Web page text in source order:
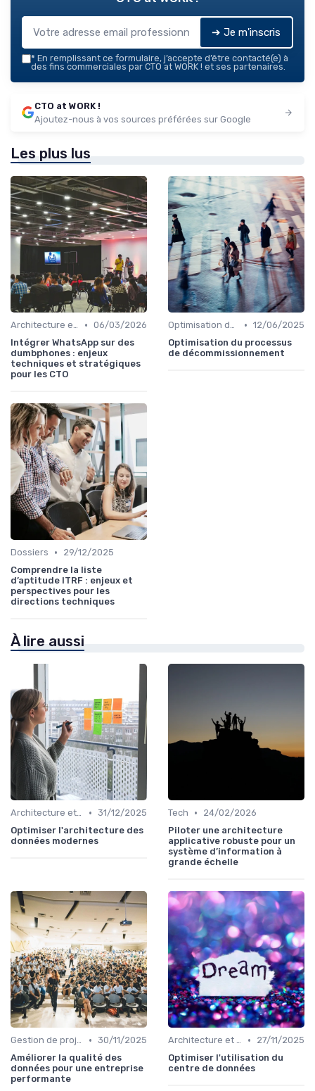
➔ Je m'inscris
* En remplissant ce formulaire, j’accepte d’être contacté(e) à
des fins commerciales par CTO at WORK ! et ses partenaires.
CTO at WORK !
Ajoutez-nous à vos sources préférées sur Google
Les plus lus
Architecture et infrastructure • 06/03/2026
Intégrer WhatsApp sur des
dumbphones : enjeux
techniques et stratégiques
pour les CTO
Optimisation des coûts • 12/06/2025
Optimisation du processus
de décommissionnement
Dossiers •
29/12/2025
Comprendre la liste
d’aptitude ITRF : enjeux et
perspectives pour les
directions techniques
À lire aussi
Architecture et infrastructure • 31/12/2025
Optimiser l'architecture des
données modernes
Tech •
24/02/2026
Piloter une architecture
applicative robuste pour un
système d’information à
grande échelle
Gestion de projet • 30/11/2025
Améliorer la qualité des
données pour une entreprise
performante
Architecture et infrastructure •
27/11/2025
Optimiser l'utilisation du
centre de données